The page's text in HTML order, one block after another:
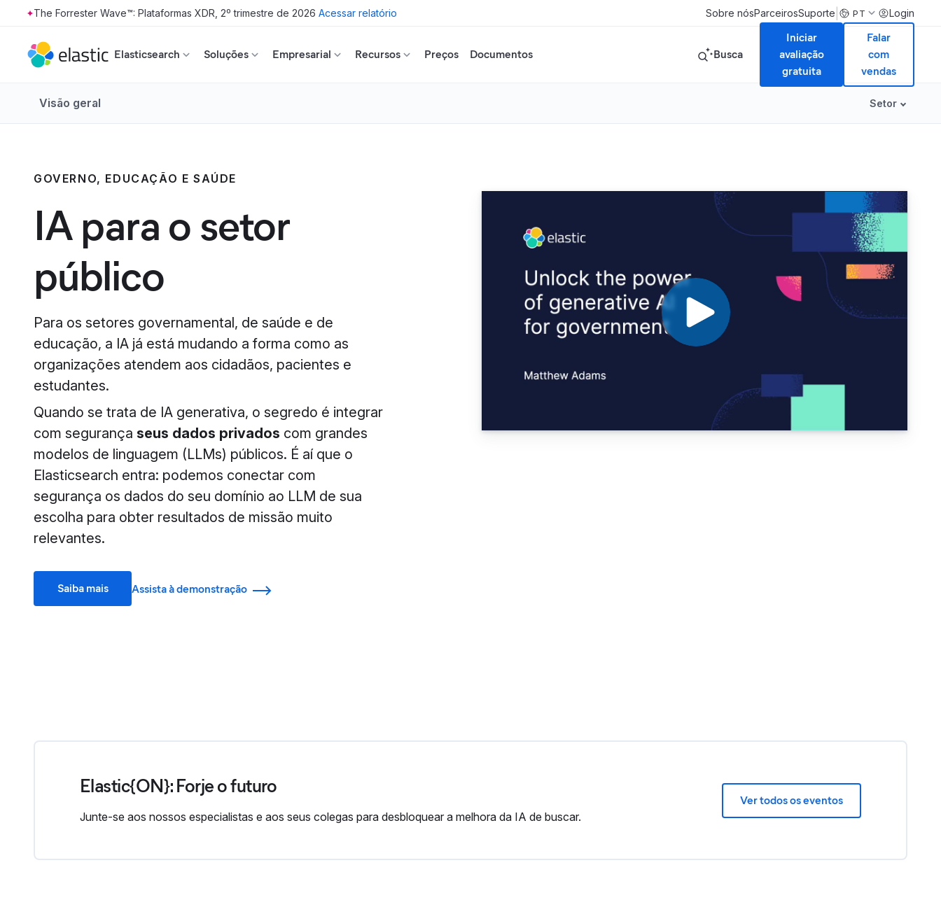
Skip to main content
The Forrester Wave™: Plataformas XDR, 2º trimestre de 2026 Acessar relatório Sobre nósParceirosSuporte PT Login
Elasticsearch Soluções Empresarial Recursos Preços Documentos Busca
Iniciar
avaliação
gratuita
Falar
com
vendas
Visão geral Setor
GOVERNO, EDUCAÇÃO E SAÚDE
IA para o setor
público
Para os setores governamental, de saúde e de
educação, a IA já está mudando a forma como as
organizações atendem aos cidadãos, pacientes e
estudantes.
Quando se trata de IA generativa, o segredo é integrar
com segurança seus dados privados com grandes
modelos de linguagem (LLMs) públicos. É aí que o
Elasticsearch entra: podemos conectar com
segurança os dados do seu domínio ao LLM de sua
escolha para obter resultados de missão muito
relevantes.
Saiba mais Assista à demonstração
Elastic{ON}: Forje o futuro
Junte-se aos nossos especialistas e aos seus colegas para desbloquear a melhora da IA de buscar.
Ver todos os eventos